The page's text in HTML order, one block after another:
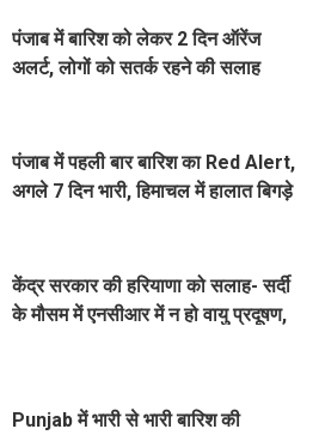
पंजाब में बारिश को लेकर 2 दिन ऑरेंज
अलर्ट, लोगों को सतर्क रहने की सलाह
पंजाब में पहली बार बारिश का Red Alert,
अगले 7 दिन भारी, हिमाचल में हालात बिगड़े
केंद्र सरकार की हरियाणा को सलाह- सर्दी
के मौसम में एनसीआर में न हो वायु प्रदूषण,
Punjab में भारी से भारी बारिश की